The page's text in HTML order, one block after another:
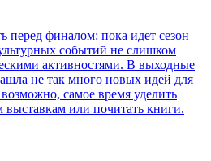
перед финалом: пока идет сезон
событий не слишком
активностями. В выходные
не так много новых идей для
самое время уделить
или почитать книги.